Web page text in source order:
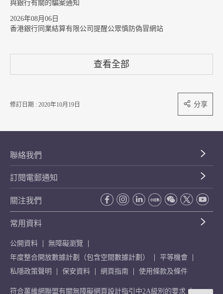
與銀行有關的騙案通知
2026年08月06日
香港銀行同業結算有限公司提醒公眾慎防偽冒網站
查看全部
修訂日期 : 2020年10月19日 分享
聯絡我們
訂閱電郵通知
關注我們
常用資料
公開資料
無障礙瀏覽
年度整合開放數據計劃（包含空間數據計劃）
平等機會
私隱政策聲明
保安資料 網頁指南 使用條款及條件
符合萬維網聯盟有關無障礙網頁設計指引中2A級別的要求